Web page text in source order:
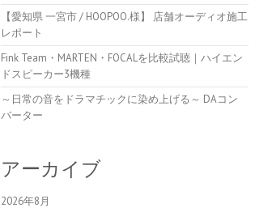
【愛知県 一宮市 / HOOPOO.様】 店舗オーディオ施工
レポート
Fink Team・MARTEN・FOCALを比較試聴｜ハイエン
ドスピーカー3機種
～日常の音をドラマチックに染め上げる～ DAコン
バーター
アーカイブ
2026年8月